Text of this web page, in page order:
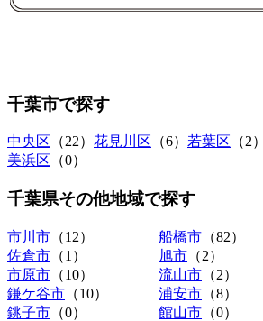
千葉市で探す
中央区 （22） 花見川区 （6） 若葉区 （2）
美浜区 （0）
千葉県その他地域で探す
市川市 （12） 船橋市 （82）
佐倉市 （1） 旭市 （2）
市原市 （10） 流山市 （2）
鎌ケ谷市 （10） 浦安市 （8）
銚子市 （0） 館山市 （0）